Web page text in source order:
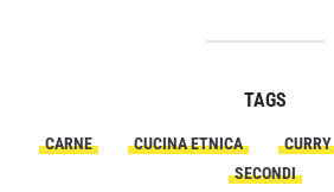
TAGS
CARNE CUCINA ETNICA CURRY
SECONDI